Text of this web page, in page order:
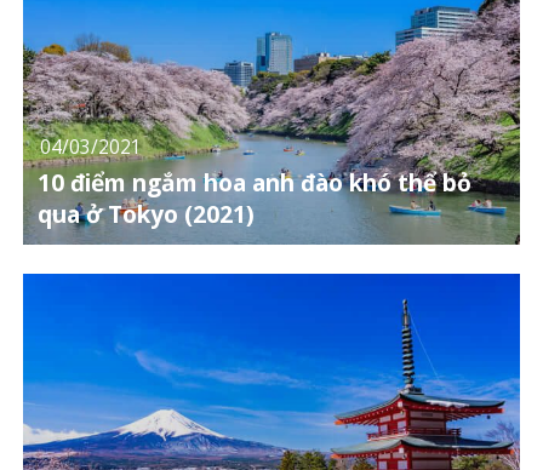
04/03/2021
10 điểm ngắm hoa anh đào khó thể bỏ
qua ở Tokyo (2021)